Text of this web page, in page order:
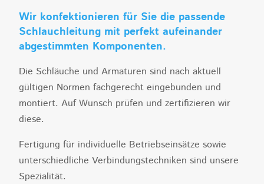
Wir konfektionieren für Sie die passende
Schlauchleitung mit perfekt aufeinander
abgestimmten Komponenten.
Die Schläuche und Armaturen sind nach aktuell
gültigen Normen fachgerecht eingebunden und
montiert. Auf Wunsch prüfen und zertifizieren wir
diese.
Fertigung für individuelle Betriebseinsätze sowie
unterschiedliche Verbindungstechniken sind unsere
Spezialität.